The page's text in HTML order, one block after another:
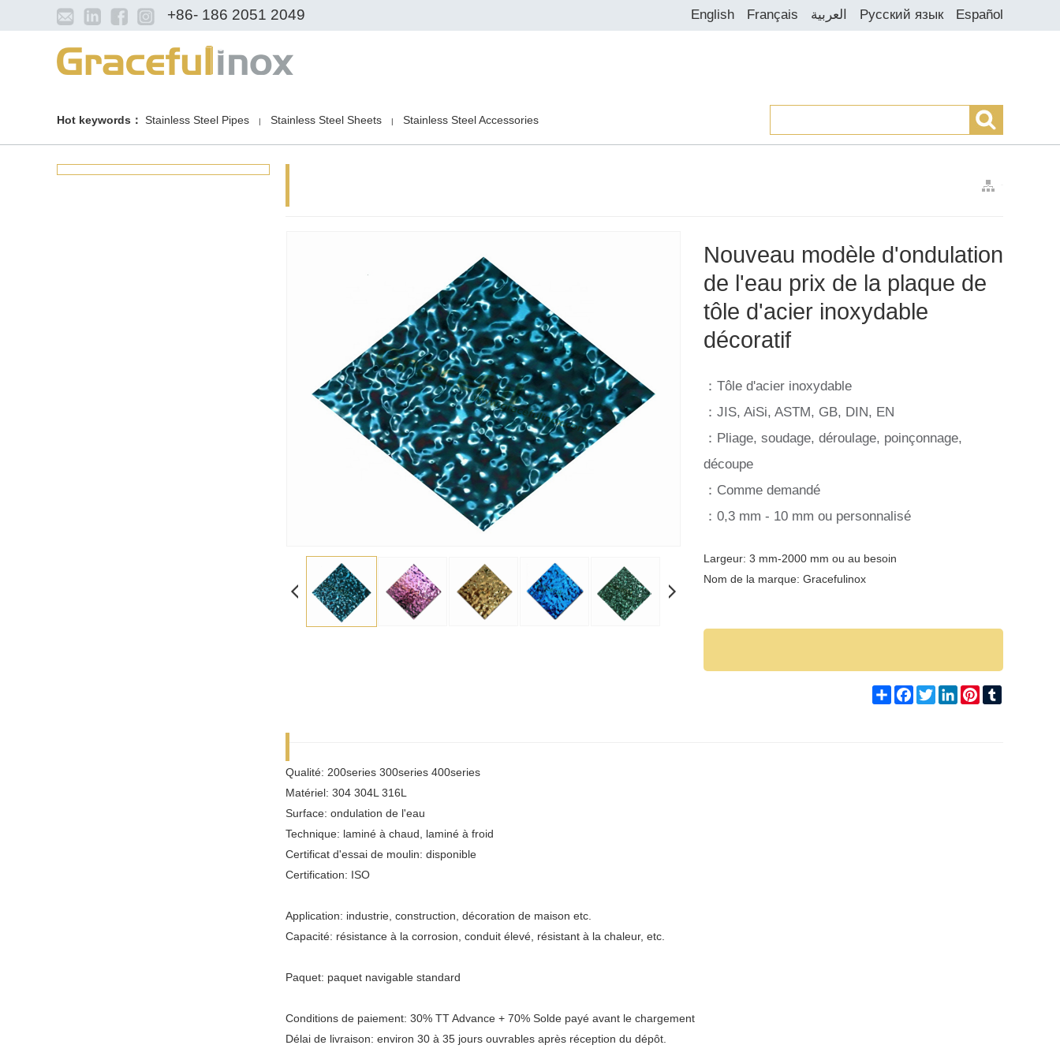
+86- 186 2051 2049 English Français العربية Русский язык Español
Hot keywords： Stainless Steel Pipes | Stainless Steel Sheets | Stainless Steel Accessories
Nouveau modèle d'ondulation
de l'eau prix de la plaque de
tôle d'acier inoxydable
décoratif
：Tôle d'acier inoxydable
：JIS, AiSi, ASTM, GB, DIN, EN
：Pliage, soudage, déroulage, poinçonnage,
découpe
：Comme demandé
：0,3 mm - 10 mm ou personnalisé
Largeur: 3 mm-2000 mm ou au besoin
Nom de la marque: Gracefulinox
ShareFacebookTwitterLinkedInPinterest
Qualité: 200series 300series 400series
Matériel: 304 304L 316L
Surface: ondulation de l'eau
Technique: laminé à chaud, laminé à froid
Certificat d'essai de moulin: disponible
Certification: ISO
Application: industrie, construction, décoration de maison etc.
Capacité: résistance à la corrosion, conduit élevé, résistant à la chaleur, etc.
Paquet: paquet navigable standard
Conditions de paiement: 30% TT Advance + 70% Solde payé avant le chargement
Délai de livraison: environ 30 à 35 jours ouvrables après réception du dépôt.